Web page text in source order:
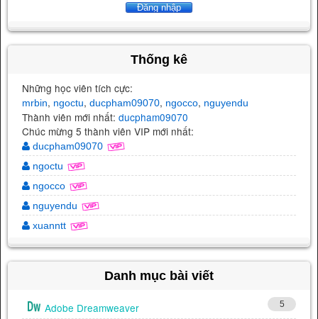
Thống kê
Những học viên tích cực:
mrbin, ngoctu, ducpham09070, ngocco, nguyendu
Thành viên mới nhất: ducpham09070
Chúc mừng 5 thành viên VIP mới nhất:
ducpham09070
ngoctu
ngocco
nguyendu
xuanntt
Danh mục bài viết
Adobe Dreamweaver 5